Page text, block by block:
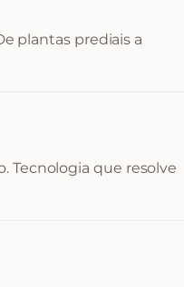
plantas prediais a
Tecnologia que resolve